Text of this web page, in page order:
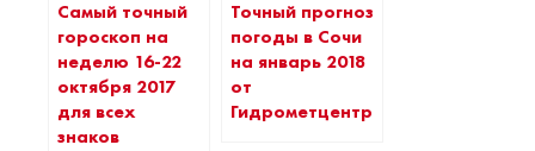
Самый точный
гороскоп на
неделю 16-22
октября 2017
для всех
знаков
Точный прогноз
погоды в Сочи
на январь 2018
от
Гидрометцентра